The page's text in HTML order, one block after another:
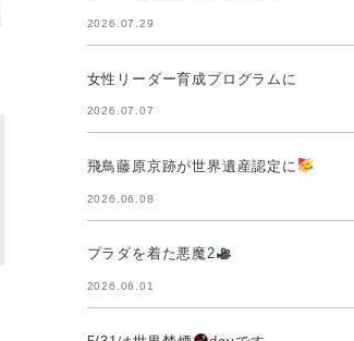
2026.07.29
女性リーダー育成プログラムに
2026.07.07
飛鳥藤原京跡が世界遺産認定に
2026.06.08
プラダを着た悪魔2
2026.06.01